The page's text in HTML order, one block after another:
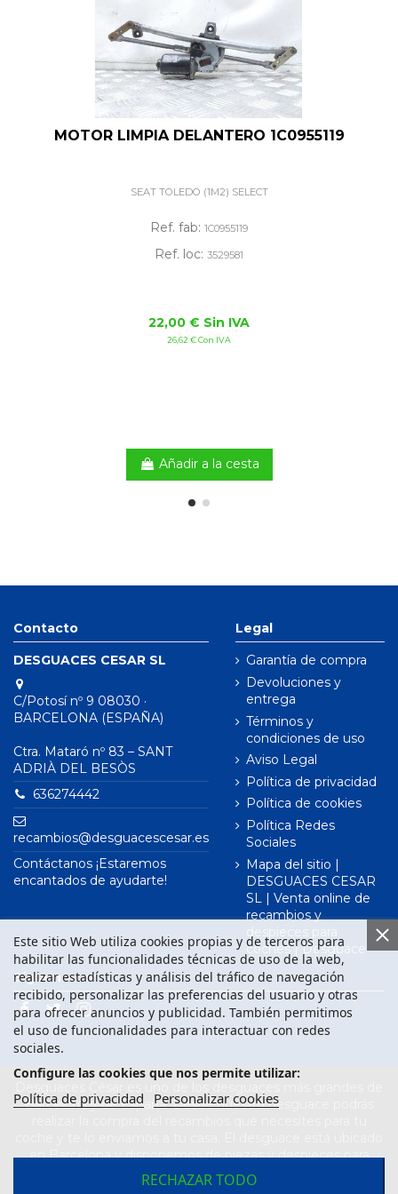
MOTOR LIMPIA DELANTERO 1C0955119
SEAT TOLEDO (1M2) SELECT
Ref. fab: 1C0955119
Ref. loc: 3529581
22,00 € Sin IVA
26,62 € Con IVA
Añadir a la cesta
Contacto
DESGUACES CESAR SL
C/Potosí nº 9 08030 ·
BARCELONA (ESPAÑA)
Ctra. Mataró nº 83 – SANT
ADRIÀ DEL BESÒS
636274442
recambios@desguacescesar.es
Contáctanos ¡Estaremos
encantados de ayudarte!
Legal
Garantía de compra
Devoluciones y
entrega
Términos y
condiciones de uso
Aviso Legal
Política de privacidad
Política de cookies
Política Redes
Sociales
Mapa del sitio |
DESGUACES CESAR
SL | Venta online de
recambios y
despieces para
coches | Desguace
Este sitio Web utiliza cookies propias y de terceros para
habilitar las funcionalidades técnicas de uso de la web,
realizar estadísticas y análisis del tráfico de navegación
recibido, personalizar las preferencias del usuario y otras
para ofrecer anuncios y publicidad. También permitimos
el uso de funcionalidades para interactuar con redes
sociales.
Configure las cookies que nos permite utilizar:
Política de privacidad Personalizar cookies
RECHAZAR TODO
Síguenos en
Barcelona y de España. Desde nuestro desguace podrás
en Barcelona y disponemos de piezas y despieces para
todas las marcas de vehículos. Compra el recambio que
necesitas para tu coche en nuestro desguace. Los